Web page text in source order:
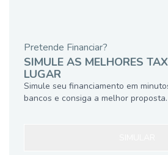
Pretende Financiar?
SIMULE AS MELHORES
LUGAR
Simule seu financiamento em
bancos e consiga a melhor proposta.